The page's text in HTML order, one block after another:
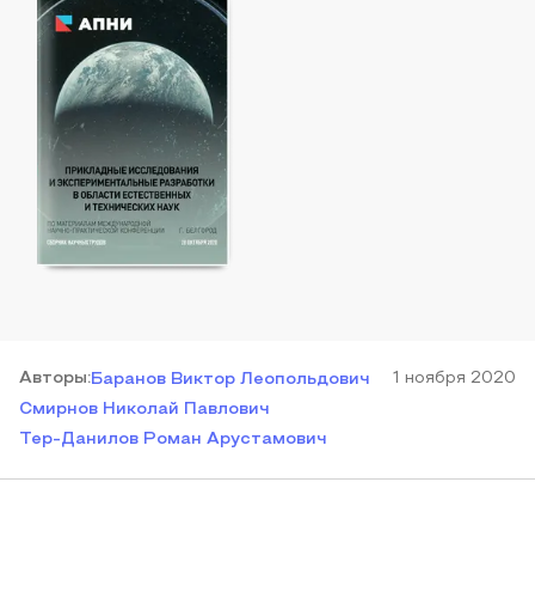
Авторы:Баранов Виктор Леопольдович
Смирнов Николай Павлович
Тер-Данилов Роман Арустамович
1 ноября 2020